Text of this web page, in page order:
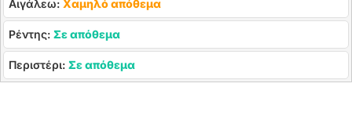
Αιγάλεω: Χαμηλό απόθεμα
Ρέντης: Σε απόθεμα
Περιστέρι: Σε απόθεμα